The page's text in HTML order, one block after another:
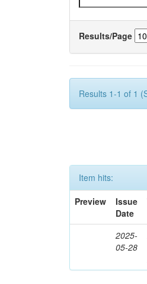
Results/Page
Results 1-1 of 1
Item hits:
Preview
Issue
Date
2025-
05-28